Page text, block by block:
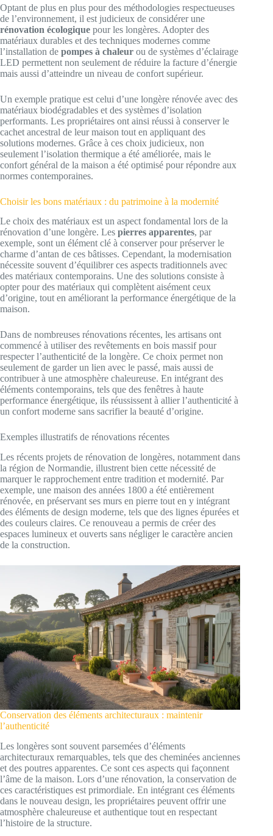
Optant de plus en plus pour des méthodologies respectueuses
de l’environnement, il est judicieux de considérer une
rénovation écologique pour les longères. Adopter des
matériaux durables et des techniques modernes comme
l’installation de pompes à chaleur ou de systèmes d’éclairage
LED permettent non seulement de réduire la facture d’énergie
mais aussi d’atteindre un niveau de confort supérieur.
Un exemple pratique est celui d’une longère rénovée avec des
matériaux biodégradables et des systèmes d’isolation
performants. Les propriétaires ont ainsi réussi à conserver le
cachet ancestral de leur maison tout en appliquant des
solutions modernes. Grâce à ces choix judicieux, non
seulement l’isolation thermique a été améliorée, mais le
confort général de la maison a été optimisé pour répondre aux
normes contemporaines.
Choisir les bons matériaux : du patrimoine à la modernité
Le choix des matériaux est un aspect fondamental lors de la
rénovation d’une longère. Les pierres apparentes, par
exemple, sont un élément clé à conserver pour préserver le
charme d’antan de ces bâtisses. Cependant, la modernisation
nécessite souvent d’équilibrer ces aspects traditionnels avec
des matériaux contemporains. Une des solutions consiste à
opter pour des matériaux qui complètent aisément ceux
d’origine, tout en améliorant la performance énergétique de la
maison.
Dans de nombreuses rénovations récentes, les artisans ont
commencé à utiliser des revêtements en bois massif pour
respecter l’authenticité de la longère. Ce choix permet non
seulement de garder un lien avec le passé, mais aussi de
contribuer à une atmosphère chaleureuse. En intégrant des
éléments contemporains, tels que des fenêtres à haute
performance énergétique, ils réussissent à allier l’authenticité à
un confort moderne sans sacrifier la beauté d’origine.
Exemples illustratifs de rénovations récentes
Les récents projets de rénovation de longères, notamment dans
la région de Normandie, illustrent bien cette nécessité de
marquer le rapprochement entre tradition et modernité. Par
exemple, une maison des années 1800 a été entièrement
rénovée, en préservant ses murs en pierre tout en y intégrant
des éléments de design moderne, tels que des lignes épurées et
des couleurs claires. Ce renouveau a permis de créer des
espaces lumineux et ouverts sans négliger le caractère ancien
de la construction.
Conservation des éléments architecturaux : maintenir
l’authenticité
Les longères sont souvent parsemées d’éléments
architecturaux remarquables, tels que des cheminées anciennes
et des poutres apparentes. Ce sont ces aspects qui façonnent
l’âme de la maison. Lors d’une rénovation, la conservation de
ces caractéristiques est primordiale. En intégrant ces éléments
dans le nouveau design, les propriétaires peuvent offrir une
atmosphère chaleureuse et authentique tout en respectant
l’histoire de la structure.